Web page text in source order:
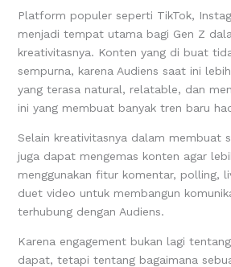
Platform populer seperti TikTok,
menjadi tempat utama bagi Gen Z
kreativitasnya. Konten yang di buat
sempurna, karena Audiens saat ini
yang terasa natural, relatable, dan
ini yang membuat banyak tren baru
Selain kreativitasnya dalam membuat
juga dapat mengemas konten agar
menggunakan fitur komentar, polling,
duet video untuk membangun
terhubung dengan Audiens.
Karena engagement bukan lagi
dapat, tetapi tentang bagaimana